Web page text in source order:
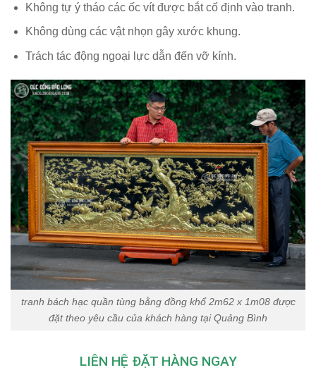
Không tự ý tháo các ốc vít được bắt cố định vào tranh.
Không dùng các vật nhọn gây xước khung.
Trách tác động ngoại lực dẫn đến vỡ kính.
tranh bách hạc quần tùng bằng đồng khổ 2m62 x 1m08 được
đặt theo yêu cầu của khách hàng tại Quảng Bình
LIÊN HỆ ĐẶT HÀNG NGAY